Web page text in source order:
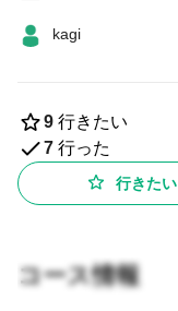
kagi
9 行きたい
7 行った
行きたい
コース情報